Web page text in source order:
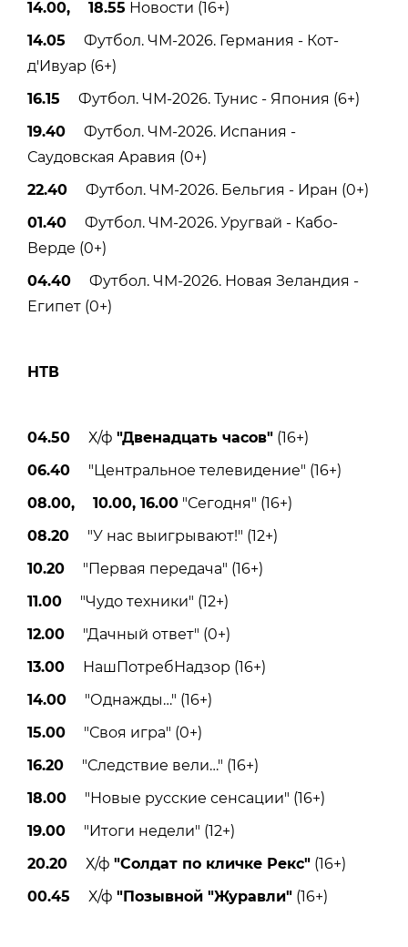
14.00, 18.55 Новости (16+)
14.05 Футбол. ЧМ-2026. Германия - Кот-
д'Ивуар (6+)
16.15 Футбол. ЧМ-2026. Тунис - Япония (6+)
19.40 Футбол. ЧМ-2026. Испания -
Саудовская Аравия (0+)
22.40 Футбол. ЧМ-2026. Бельгия - Иран (0+)
01.40 Футбол. ЧМ-2026. Уругвай - Кабо-
Верде (0+)
04.40 Футбол. ЧМ-2026. Новая Зеландия -
Египет (0+)
НТВ
04.50 Х/ф "Двенадцать часов" (16+)
06.40 "Центральное телевидение" (16+)
08.00, 10.00, 16.00 "Сегодня" (16+)
08.20 "У нас выигрывают!" (12+)
10.20 "Первая передача" (16+)
11.00 "Чудо техники" (12+)
12.00 "Дачный ответ" (0+)
13.00 НашПотребНадзор (16+)
14.00 "Однажды…" (16+)
15.00 "Своя игра" (0+)
16.20 "Следствие вели…" (16+)
18.00 "Новые русские сенсации" (16+)
19.00 "Итоги недели" (12+)
20.20 Х/ф "Солдат по кличке Рекс" (16+)
00.45 Х/ф "Позывной "Журавли" (16+)